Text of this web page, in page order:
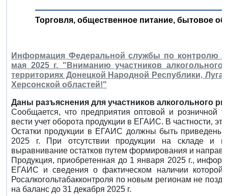
Торговля, общественное питание, бытовое
Информация Федеральной службы по контролю
мая 2025 г. "Вниманию участников
территориях Донецкой Народной Республики,
Херсонской областей!"
Даны разъяснения для участников алкогольного
Сообщается, что предприятия оптовой и розничной
вести учет оборота продукции в ЕГАИС. В частности,
Остатки продукции в ЕГАИС должны быть приведены
2025 г. При отсутствии продукции на складе и
выравнивание остатков путем формирования и
Продукция, приобретенная до 1 января 2025 г.,
ЕГАИС и сведения о фактическом наличии
Росалкогольтабакконтроля по новым регионам не
на баланс до 31 декабря 2025 г.